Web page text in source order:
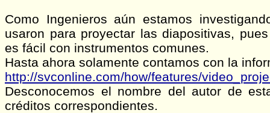
Como Ingenieros aún estamos
usaron para proyectar las diapositivas,
es fácil con instrumentos comunes.
Hasta ahora solamente contamos con la
http://svconline.com/how/features/
Desconocemos el nombre del autor de
créditos correspondientes.